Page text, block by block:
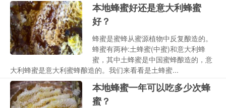
本地蜂蜜好还是意大利蜂蜜
好？
蜂蜜是蜜蜂从蜜源植物中反复酿造的。
蜂蜜有两种:土蜂蜜(中蜜)和意大利蜂
蜜，其中土蜂蜜是中国蜜蜂酿造的，意
大利蜂蜜是意大利蜜蜂酿造的。我们来看看是土蜂蜜...
本地蜂蜜一年可以吃多少次蜂
蜜？